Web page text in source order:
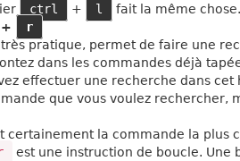
ctrl + l
fait la même chose.
+
r
pratique, permet de faire une
dans les commandes déjà
effectuer une recherche dans cet
que vous voulez rechercher,
certainement la commande la plus
est une instruction de boucle. Une